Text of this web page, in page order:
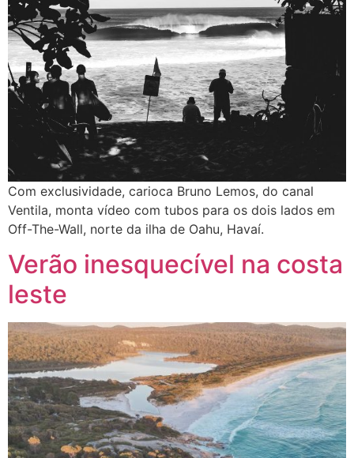
Com exclusividade, carioca Bruno Lemos, do canal
Ventila, monta vídeo com tubos para os dois lados em
Off-The-Wall, norte da ilha de Oahu, Havaí.
Verão inesquecível na costa
leste